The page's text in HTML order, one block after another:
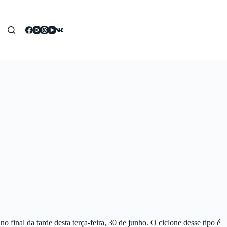
final da tarde desta terça-feira, 30 de junho. O ciclone desse tipo é